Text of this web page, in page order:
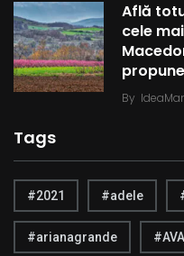
Află
cele
By
Tags
#2021 #adele
#arianagrande #AVA